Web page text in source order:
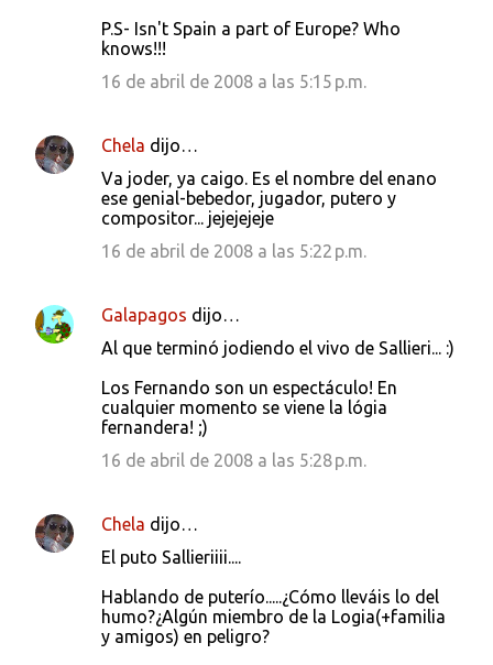
P.S- Isn't Spain a part of Europe? Who
knows!!!
16 de abril de 2008 a las 5:15 p.m.
Chela dijo…
Va joder, ya caigo. Es el nombre del enano
ese genial-bebedor, jugador, putero y
compositor... jejejejeje
16 de abril de 2008 a las 5:22 p.m.
Galapagos dijo…
Al que terminó jodiendo el vivo de Sallieri... :)
Los Fernando son un espectáculo! En
cualquier momento se viene la lógia
fernandera! ;)
16 de abril de 2008 a las 5:28 p.m.
Chela dijo…
El puto Sallieriiii....
Hablando de puterío.....¿Cómo lleváis lo del
humo?¿Algún miembro de la Logia(+familia
y amigos) en peligro?